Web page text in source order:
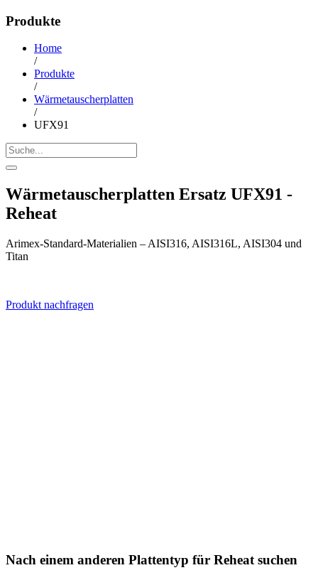
Produkte
Home
/
Produkte
/
Wärmetauscherplatten
/
UFX91
Wärmetauscherplatten Ersatz UFX91 -
Reheat
Arimex-Standard-Materialien – AISI316, AISI316L, AISI304 und
Titan
Produkt nachfragen
Nach einem anderen Plattentyp für Reheat suchen